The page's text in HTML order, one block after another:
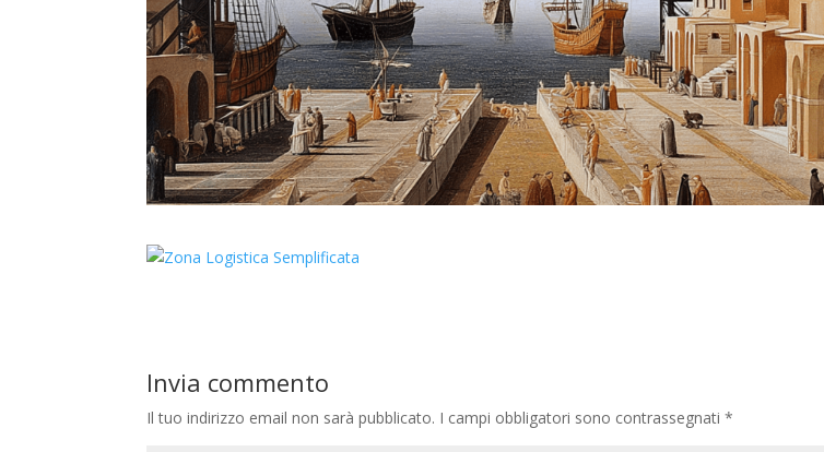
Invia commento
Il tuo indirizzo email non sarà pubblicato. I campi obbligatori sono contrassegnati*